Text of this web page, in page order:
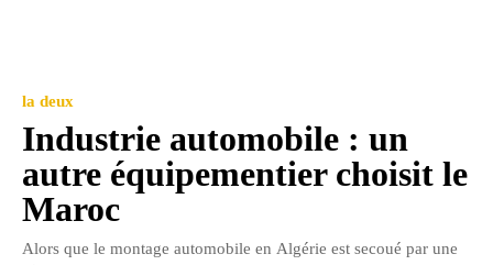
la deux
Industrie automobile : un
autre équipementier choisit le
Maroc
Alors que le montage automobile en Algérie est secoué par une